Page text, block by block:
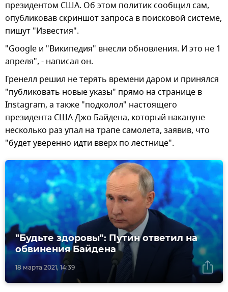
президентом США. Об этом политик сообщил сам,
опубликовав скриншот запроса в поисковой системе,
пишут "Известия".
"Google и "Википедия" внесли обновления. И это не 1
апреля", - написал он.
Гренелл решил не терять времени даром и принялся
"публиковать новые указы" прямо на странице в
Instagram, а также "подколол" настоящего
президента США Джо Байдена, который накануне
несколько раз упал на трапе самолета, заявив, что
"будет уверенно идти вверх по лестнице".
18 марта 2021, 14:39
"Будьте здоровы": Путин ответил на
обвинения Байдена